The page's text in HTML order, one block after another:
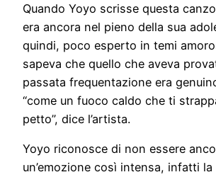
Quando Yoyo scrisse questa
era ancora nel pieno della sua
quindi, poco esperto in temi
sapeva che quello che aveva
passata frequentazione era
“come un fuoco caldo che ti
petto”, dice l’artista.
Yoyo riconosce di non essere
un’emozione così intensa, infatti